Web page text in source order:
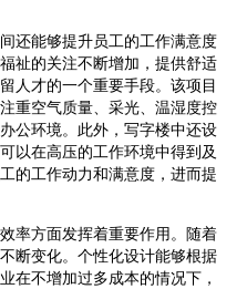
还能够提升员工的工作满意度
祉的关注不断增加，提供舒适
人才的一个重要手段。该项目
重空气质量、采光、温湿度控
公环境。此外，写字楼中还设
以在高压的工作环境中得到及
的工作动力和满意度，进而提
率方面发挥着重要作用。随着
断变化。个性化设计能够根据
在不增加过多成本的情况下，